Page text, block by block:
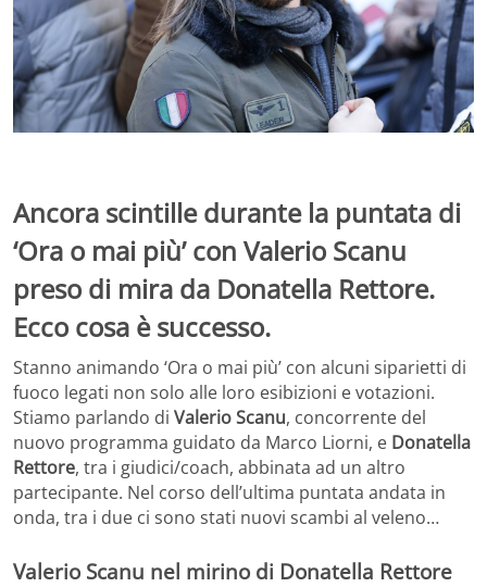
Ancora scintille durante la puntata di
‘Ora o mai più’ con Valerio Scanu
preso di mira da Donatella Rettore.
Ecco cosa è successo.
Stanno animando ‘Ora o mai più’ con alcuni siparietti di
fuoco legati non solo alle loro esibizioni e votazioni.
Stiamo parlando di Valerio Scanu, concorrente del
nuovo programma guidato da Marco Liorni, e Donatella
Rettore, tra i giudici/coach, abbinata ad un altro
partecipante. Nel corso dell’ultima puntata andata in
onda, tra i due ci sono stati nuovi scambi al veleno…
Valerio Scanu nel mirino di Donatella Rettore